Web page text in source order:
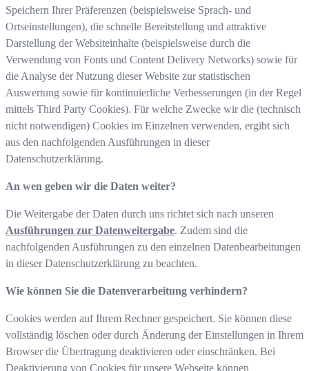
Speichern Ihrer Präferenzen (beispielsweise Sprach- und
Ortseinstellungen), die schnelle Bereitstellung und attraktive
Darstellung der Websiteinhalte (beispielsweise durch die
Verwendung von Fonts und Content Delivery Networks) sowie für
die Analyse der Nutzung dieser Website zur statistischen
Auswertung sowie für kontinuierliche Verbesserungen (in der Regel
mittels Third Party Cookies). Für welche Zwecke wir die (technisch
nicht notwendigen) Cookies im Einzelnen verwenden, ergibt sich
aus den nachfolgenden Ausführungen in dieser
Datenschutzerklärung.
An wen geben wir die Daten weiter?
Die Weitergabe der Daten durch uns richtet sich nach unseren
Ausführungen zur Datenweitergabe. Zudem sind die
nachfolgenden Ausführungen zu den einzelnen Datenbearbeitungen
in dieser Datenschutzerklärung zu beachten.
Wie können Sie die Datenverarbeitung verhindern?
Cookies werden auf Ihrem Rechner gespeichert. Sie können diese
vollständig löschen oder durch Änderung der Einstellungen in Ihrem
Browser die Übertragung deaktivieren oder einschränken. Bei
Deaktivierung von Cookies für unsere Webseite können